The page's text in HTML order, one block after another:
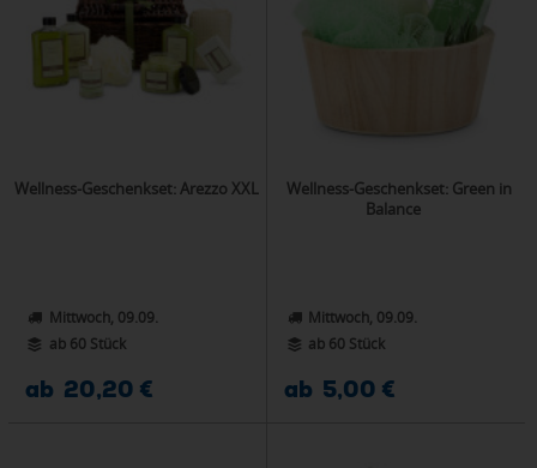
Wellness-Geschenkset: Arezzo XXL
Mittwoch, 09.09.
ab 60 Stück
ab 20,20 €
Wellness-Geschenkset: Green in
Balance
Mittwoch, 09.09.
ab 60 Stück
ab 5,00 €